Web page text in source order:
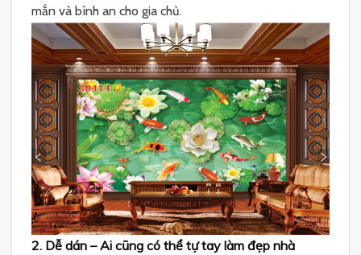
mắn và bình an cho gia chủ.
2. Dễ dán – Ai cũng có thể tự tay làm đẹp nhà